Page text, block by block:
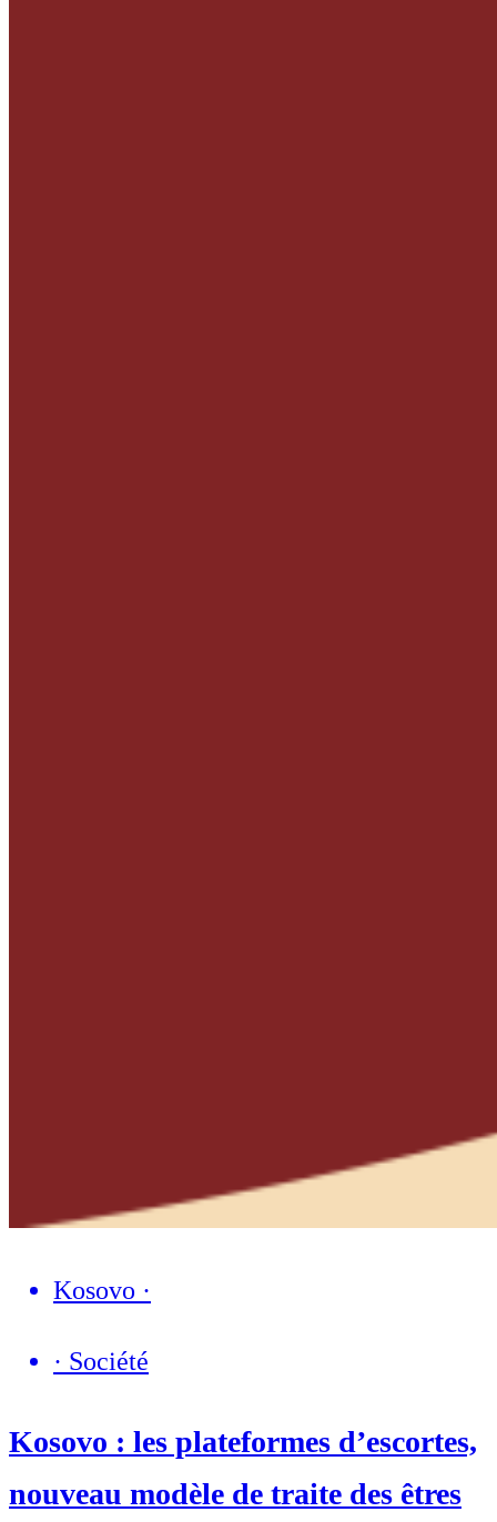
Kosovo ·
· Société
Kosovo : les plateformes d’escortes,
nouveau modèle de traite des êtres